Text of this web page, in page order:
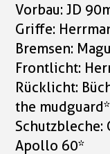
Vorbau: JD
Griffe:
Bremsen:
Frontlicht:
Rücklicht:
the mudguard*
Schutzbleche:
Apollo 60*